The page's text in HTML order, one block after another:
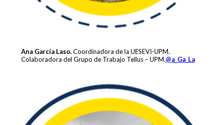
Ana García Laso.Coordinadora de la UESEVI-UPM.
Colaboradora del Grupo de Trabajo Tellus – UPM.@a_Ga_La